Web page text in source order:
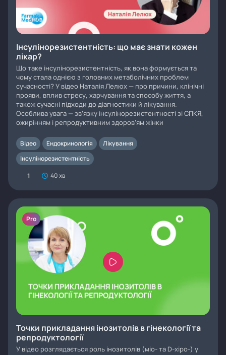
Інсулінорезистентність: що має знати кожен
лікар?
Що таке інсулінорезистентність, як вона формується та
чому стала однією з головних метаболічних проблем
сучасності? У відео Наталія Лелюх — про причини, клінічні
прояви, вплив стресу, харчування та способу життя, а
також сучасні підходи до діагностики й лікування.
Особлива увага — зв’язку інсулінорезистентності зі СПКЯ,
ожирінням і репродуктивним здоров’ям жінки
Відео Ендокринологія
Лікування
Інсулінорезистентність
1 40 хв
Pro
Точки прикладання інозитолів в гінекології та
репродуктології
У відео розглядається роль інозитолів (міо- та D-хіро-) у